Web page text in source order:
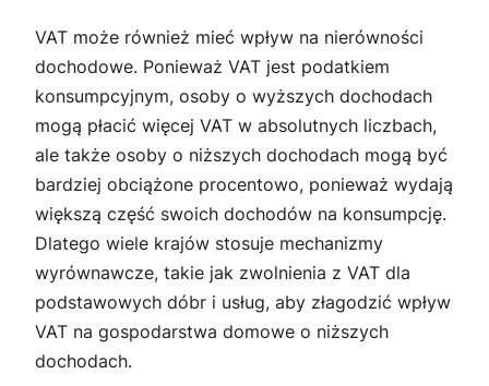
VAT może również mieć wpływ na nierówności
dochodowe. Ponieważ VAT jest podatkiem
konsumpcyjnym, osoby o wyższych dochodach
mogą płacić więcej VAT w absolutnych liczbach,
ale także osoby o niższych dochodach mogą być
bardziej obciążone procentowo, ponieważ wydają
większą część swoich dochodów na konsumpcję.
Dlatego wiele krajów stosuje mechanizmy
wyrównawcze, takie jak zwolnienia z VAT dla
podstawowych dóbr i usług, aby złagodzić wpływ
VAT na gospodarstwa domowe o niższych
dochodach.